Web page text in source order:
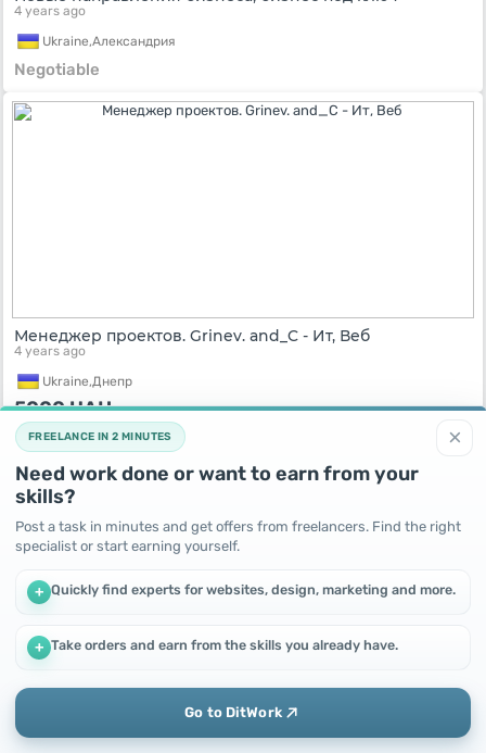
4 years ago
Ukraine,Александрия
Negotiable
Менеджер проектов. Grinev. and_C - Ит, Веб
4 years ago
Ukraine,Днепр
5000UAH
4 years ago
×
FREELANCE IN 2 MINUTES
Need work done or want to earn from your
skills?
Post a task in minutes and get offers from freelancers. Find the right
specialist or start earning yourself.
+ Quickly find experts for websites, design, marketing and more.
+ Take orders and earn from the skills you already have.
Go to DitWork
We use cookies to improve performance and make the site
Add Home Messages Profile